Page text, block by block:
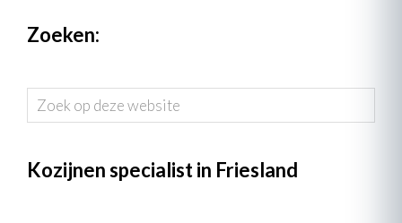
Zoeken:
Zoek
op
website
Kozijnen specialist in Friesland